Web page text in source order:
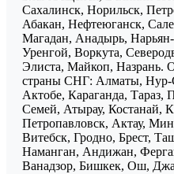
Сахалинск, Норильск,
Абакан, Нефтеюганск,
Магадан, Анадырь,
Уренгой, Воркута,
Элиста, Майкоп, Назрань.
страны СНГ: Алматы, Нур-
Актобе, Караганда, Тараз,
Семей, Атырау, Костанай,
Петропавловск, Актау,
Витебск, Гродно, Брест,
Наманган, Андижан,
Ванадзор, Бишкек, Ош,